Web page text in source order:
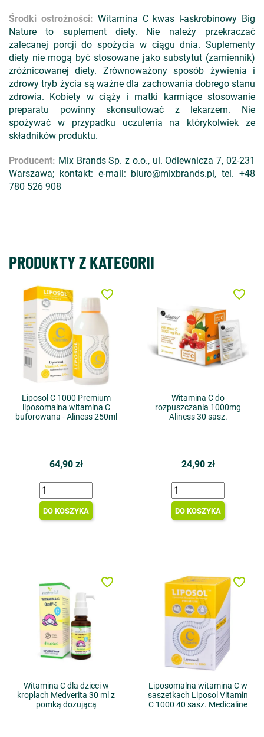
Środki ostrożności: Witamina C kwas l-askrobinowy Big
Nature to suplement diety. Nie należy przekraczać
zalecanej porcji do spożycia w ciągu dnia. Suplementy
diety nie mogą być stosowane jako substytut (zamiennik)
zróżnicowanej diety. Zrównoważony sposób żywienia i
zdrowy tryb życia są ważne dla zachowania dobrego stanu
zdrowia. Kobiety w ciąży i matki karmiące stosowanie
preparatu powinny skonsultować z lekarzem. Nie
spożywać w przypadku uczulenia na którykolwiek ze
składników produktu.
Producent: Mix Brands Sp. z o.o., ul. Odlewnicza 7, 02-231
Warszawa; kontakt: e-mail: biuro@mixbrands.pl, tel. +48
780 526 908
PRODUKTY Z KATEGORII
Liposol C 1000 Premium
liposomalna witamina C
buforowana - Aliness 250ml
64,90 zł
DO KOSZYKA
favorite_border
Witamina C do
rozpuszczania 1000mg
Aliness 30 sasz.
24,90 zł
DO KOSZYKA
favorite_border
Witamina C dla dzieci w
kroplach Medverita 30 ml z
pomką dozującą
favorite_border
Liposomalna witamina C w
saszetkach Liposol Vitamin
C 1000 40 sasz. Medicaline
favorite_border